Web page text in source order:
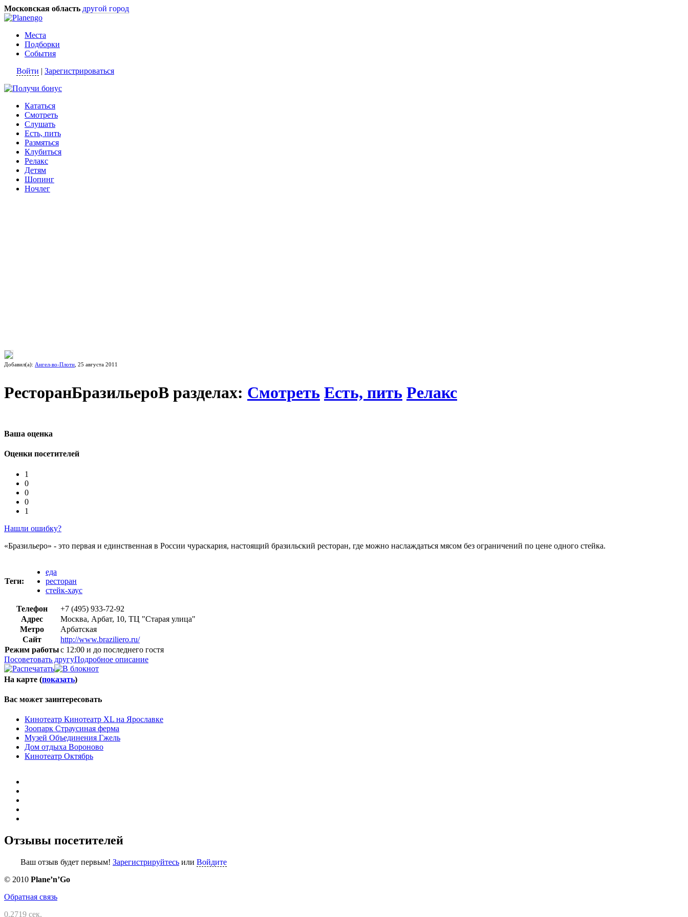
Московская область другой город
Места
Подборки
События
Войти | Зарегистрироваться
Кататься
Смотреть
Слушать
Есть, пить
Размяться
Клубиться
Релакс
Детям
Шопинг
Ночлег
Добавил(а): Ангел-во-Плоти , 25 августа 2011
РесторанБразильероВ разделах: Смотреть Есть, пить Релакс
Ваша оценка
Оценки посетителей
1
0
0
0
1
Нашли ошибку?
«Бразильеро» - это первая и единственная в России чураскария, настоящий бразильский ресторан, где можно наслаждаться мясом без ограничений по цене одного стейка.
Теги:
еда
ресторан
стейк-хаус
Телефон
+7 (495) 933-72-92
Адрес
Москва, Арбат, 10, ТЦ "Старая улица"
Метро
Арбатская
Сайт
http://www.braziliero.ru/
Режим работыс 12:00 и до последнего гостя
Посоветовать другуПодробное описание
На карте (показать)
Вас может заинтересовать
Кинотеатр Кинотеатр XL на Ярославке
Зоопарк Страусиная ферма
Музей Объединения Гжель
Дом отдыха Вороново
Кинотеатр Октябрь
Отзывы посетителей
Ваш отзыв будет первым! Зарегистрируйтесь или Войдите
© 2010 Planе’n’Go
Обратная связь
0.2719 сек.